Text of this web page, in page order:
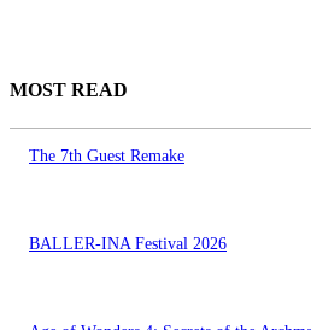
MOST READ
The 7th Guest Remake
BALLER-INA Festival 2026